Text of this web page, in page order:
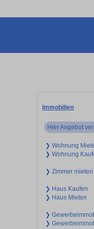
Immobilien
Hier Angebot
❯ Wohnung
❯ Wohnung
❯ Zimmer mieten
❯ Haus Kaufen
❯ Haus Mieten
❯
❯